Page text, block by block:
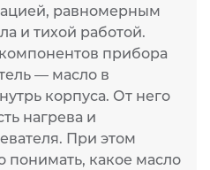
равномерным
и тихой работой.
прибора
— масло в
корпуса. От него
нагрева и
При этом
понимать, какое масло